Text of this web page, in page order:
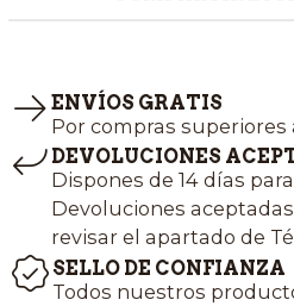
ENVÍOS GRATIS
Por compras superiores
DEVOLUCIONES
Dispones de 14 días
Devoluciones
revisar el apartado de
SELLO DE CONFIANZA
Todos nuestros